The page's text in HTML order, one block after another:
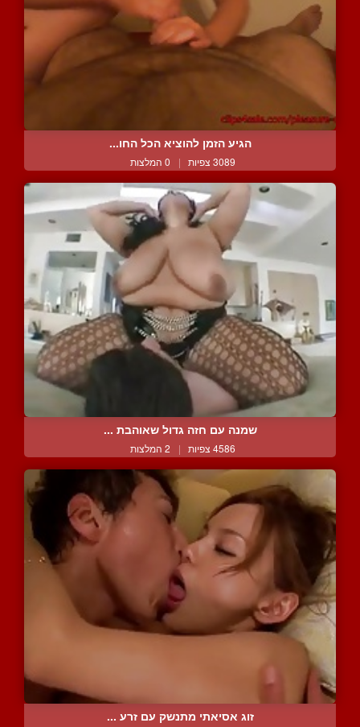
הגיע הזמן להוציא הכל החו...
3089 צפיות | 0 המלצות
שמנה עם חזה גדול שאוהבת ...
4586 צפיות | 2 המלצות
זוג אסיאתי מתנשק עם זרע ...